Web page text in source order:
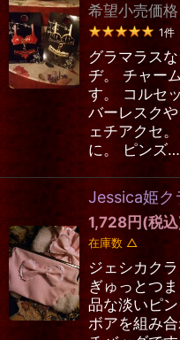
希望小売価格
1件
グラマラス
ヂ。 チャー
す。 コルセ
バーレスク
ェチアクセ
に。 ピンズ…
Jessica姫ク
1,728円(税
在庫数 △
ジェシカク
ぎゅっとつ
品な淡いピ
ボアを組み